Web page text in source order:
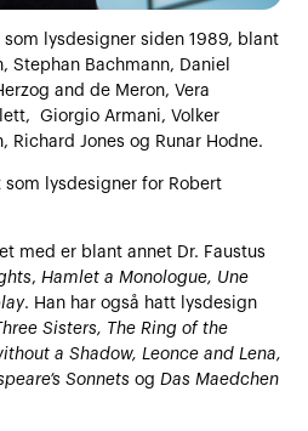
som lysdesigner siden 1989, blant
Stephan Bachmann, Daniel
and de Meron, Vera
Giorgio Armani, Volker
Richard Jones og Runar Hodne.
lysdesigner for Robert
med er blant annet Dr. Faustus
,Hamlet a Monologue, Une
. Han har også hatt lysdesign
Sisters, The Ring of the
a Shadow, Leonce and Lena,
Sonnets ogDas Maedchen